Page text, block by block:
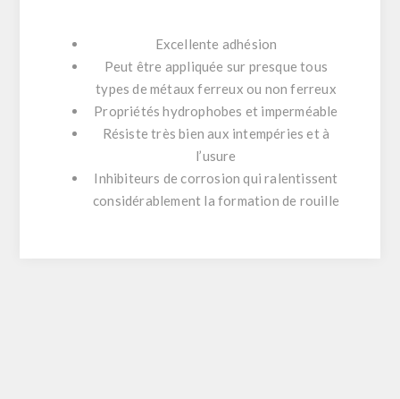
Excellente adhésion
Peut être appliquée sur presque tous
types de métaux ferreux ou non ferreux
Propriétés hydrophobes et imperméable
Résiste très bien aux intempéries et à
l’usure
Inhibiteurs de corrosion qui ralentissent
considérablement la formation de rouille